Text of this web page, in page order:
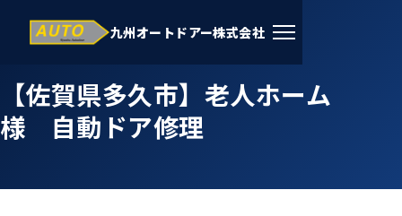
九州オートドアー株式会社
ホーム›施工事例›佐賀
【佐賀県多久市】老人ホーム
様 自動ドア修理